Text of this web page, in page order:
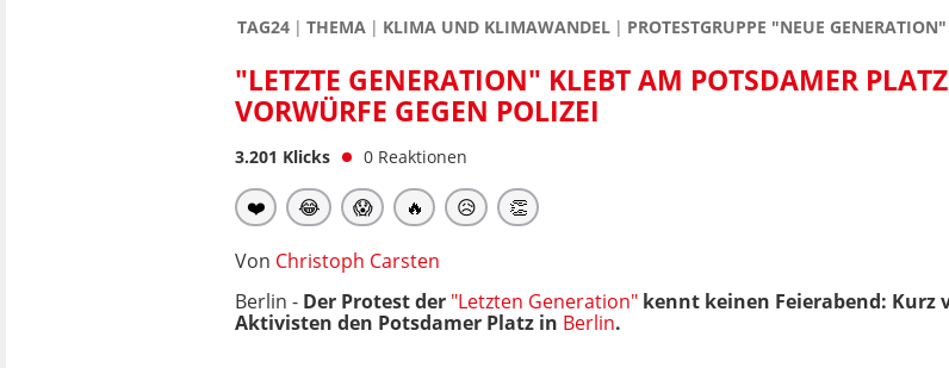
TAG24 THEMA KLIMA UND KLIMAWANDEL PROTESTGRUPPE "NEUE
"LETZTE GENERATION" KLEBT AM POTSDAMER
VORWÜRFE GEGEN POLIZEI
3.201 Klicks 0 Reaktionen
❤️ 😂 😱 🔥 😥 👏
Von Christoph Carsten
Berlin - Der Protest der "Letzten Generation" kennt keinen Feierabend: Kurz
Aktivisten den Potsdamer Platz in Berlin.